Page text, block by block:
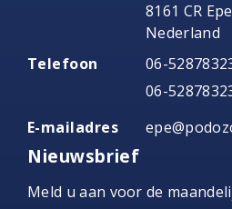
8161 CR Epe
Nederland
Telefoon
06-
06-
E-mailadres
Nieuwsbrief
Meld u aan voor de